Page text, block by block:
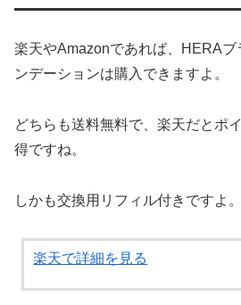
楽天やAmazonであれば、HERA
ンデーションは購入できますよ。
どちらも送料無料で、楽天だとポ
得ですね。
しかも交換用リフィル付きですよ。
楽天で詳細を見る